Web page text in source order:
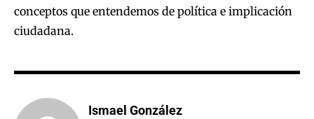
conceptos que entendemos de política e implicación
ciudadana.
Ismael González